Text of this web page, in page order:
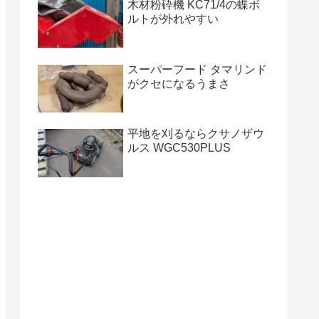
木材粉砕機 KC71/4の蝶ボ
ルトが外れやすい
スーパーフード タマリンド
がクセになるうまさ
平地を刈るならクサノザウ
ルス WGC530PLUS